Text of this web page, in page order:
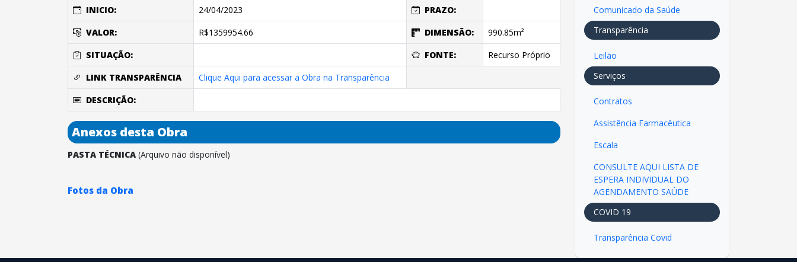
INICIO:
24/04/2023
PRAZO:
VALOR:
R$1359954.66 DIMENSÃO:
990.85m²
SITUAÇÃO:
FONTE:
Recurso Próprio
LINK TRANSPARÊNCIA
Clique Aqui para acessar a Obra na Transparência
DESCRIÇÃO:
Anexos desta Obra
PASTA TÉCNICA (Arquivo não disponível)
Fotos da Obra
Comunicado da Saúde
Transparência
Leilão
Serviços
Contratos
Assistência Farmacêutica
Escala
CONSULTE AQUI LISTA DE
ESPERA INDIVIDUAL DO
AGENDAMENTO SAÚDE
COVID 19
Transparência Covid